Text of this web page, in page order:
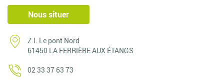
Nous situer
Z.I. Le pont Nord
61450 LA FERRIÈRE AUX ÉTANGS
02 33 37 63 73